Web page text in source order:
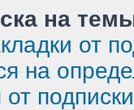
на
от
на
от